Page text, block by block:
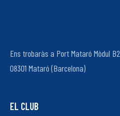
Ens trobaràs a Port Mataró Mòdul B2
08301 Mataró (Barcelona)
EL CLUB